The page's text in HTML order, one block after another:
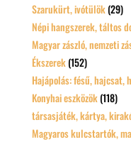
Szarukürt, ivótülök (29)
Népi hangszerek, táltos
Magyar zászló, nemzeti
Ékszerek (152)
Hajápolás: fésű,
Konyhai eszközök (118)
társasjáték, kártya,
Magyaros kulcstartók,